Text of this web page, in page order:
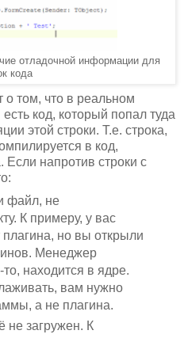
отладочной информации для
кода
о том, что в реальном
код, который попал туда
этой строки. Т.е. строка,
в код,
Если напротив строки с
файл, не
К примеру, у вас
плагина, но вы открыли
Менеджер
находится в ядре.
вам нужно
а не плагина.
не загружен. К